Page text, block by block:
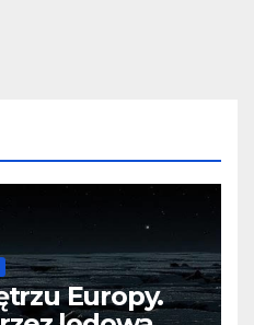
Europy.